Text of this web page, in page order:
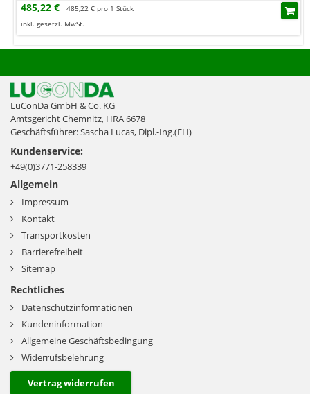
485,22 €
485,22 € pro 1 Stück
inkl. gesetzl. MwSt.
LuConDa GmbH & Co. KG
Amtsgericht Chemnitz, HRA 6678
Geschäftsführer: Sascha Lucas, Dipl.-Ing.(FH)
Kundenservice:
+49(0)3771-258339
Allgemein
Impressum
Kontakt
Transportkosten
Barrierefreiheit
Sitemap
Rechtliches
Datenschutzinformationen
Kundeninformation
Allgemeine Geschäftsbedingung
Widerrufsbelehrung
Vertrag widerrufen